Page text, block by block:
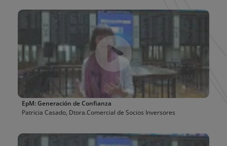
EpM: Generación de Confianza
Patricia Casado, Dtora.Comercial de Socios Inversores